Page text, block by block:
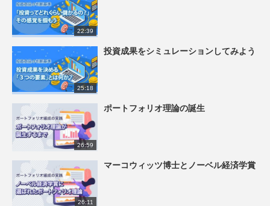
22:39
25:18
投資成果をシミュレーションしてみよう
26:59
ポートフォリオ理論の誕生
26:11
マーコウィッツ博士とノーベル経済学賞